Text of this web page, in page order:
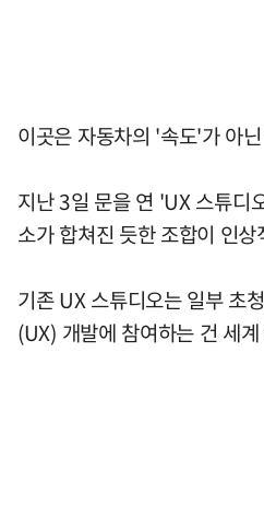
이곳은 자동차의 '속도'가 아
지난 3일 문을 연 'UX 스튜디
소가 합쳐진 듯한 조합이 인상
기존 UX 스튜디오는 일부 초
(UX) 개발에 참여하는 건 세